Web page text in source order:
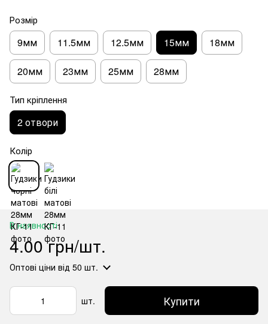
Розмір
9мм 11.5мм 12.5мм 15мм 18мм
20мм 23мм 25мм 28мм
Тип кріплення
2 отвори
Колір
В наявності
4.00 грн/шт.
Оптові ціни від 50 шт.
шт. Купити